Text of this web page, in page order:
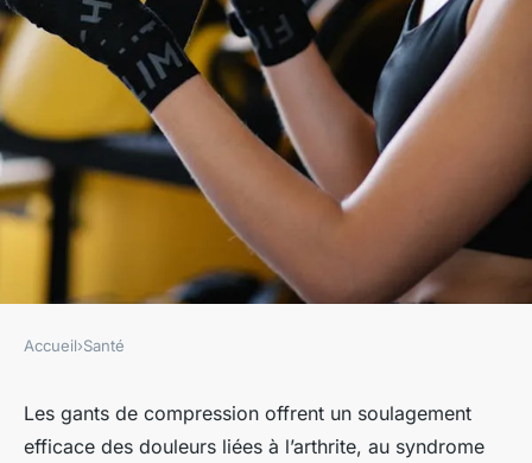
Découvrez les gants de
Accueil›Santé
Les gants de compression offrent un soulagement
efficace des douleurs liées à l’arthrite, au syndrome